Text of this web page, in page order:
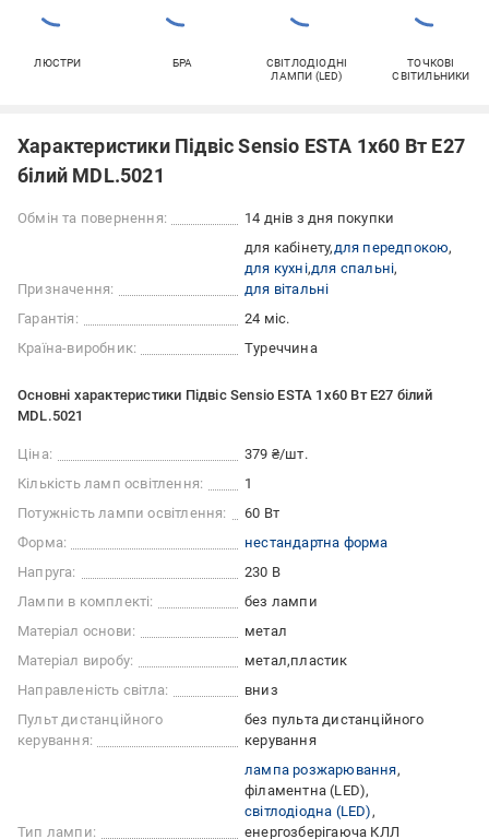
ЛЮСТРИ БРА
СВІТЛОДІОДНІ
ЛАМПИ (LED)
ТОЧКОВІ
СВІТИЛЬНИКИ
Характеристики Підвіс Sensio ESTA 1x60 Вт E27
білий MDL.5021
Обмін та повернення: 14 днів з дня покупки
Призначення:
для кабінету для передпокою
для кухні для спальні
для вітальні
Гарантія:
24 міс.
Країна-виробник:
Туреччина
Основні характеристики Підвіс Sensio ESTA 1x60 Вт E27 білий
MDL.5021
Ціна:
379 ₴/шт.
Кількість ламп освітлення:
1
Потужність лампи освітлення:
60 Вт
Форма:
нестандартна форма
Напруга:
230 В
Лампи в комплекті:
без лампи
Матеріал основи:
метал
Матеріал виробу:
метал пластик
Направленість світла:
вниз
Пульт дистанційного
керування:
без пульта дистанційного
керування
Тип лампи:
лампа розжарювання
філаментна (LED)
світлодіодна (LED)
енергозберігаюча КЛЛ